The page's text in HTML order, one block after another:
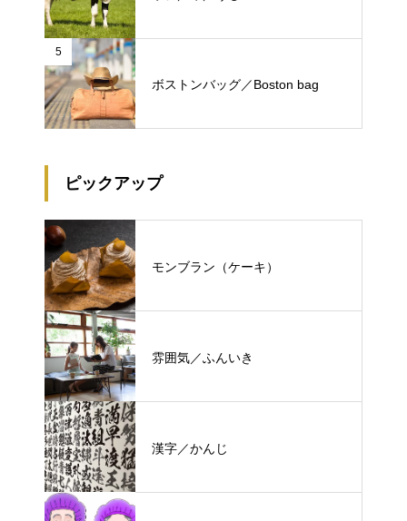
5
ボストンバッグ／Boston bag
ピックアップ
モンブラン（ケーキ）
雰囲気／ふんいき
漢字／かんじ